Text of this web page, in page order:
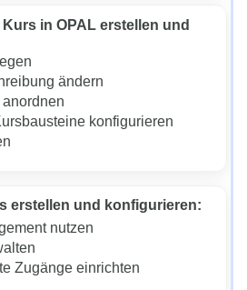
in OPAL erstellen und
ändern
konfigurieren
erstellen und konfigurieren:
nutzen
Zugänge einrichten